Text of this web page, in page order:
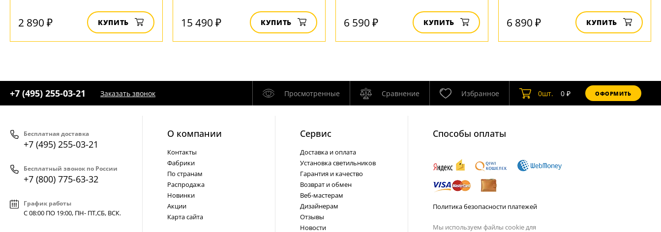
2 890 ₽ КУПИТЬ 15 490 ₽ КУПИТЬ 6 590 ₽ КУПИТЬ 6 890 ₽ КУПИТЬ
+7 (495) 255-03-21 Заказать звонок Просмотренные Сравнение Избранное 0шт. 0₽ ОФОРМИТЬ
Бесплатная доставка
+7 (495) 255-03-21
Бесплатный звонок по России
+7 (800) 775-63-32
График работы
С 08:00 ПО 19:00, ПН- ПТ,СБ, ВСК.
О компании
Контакты
Фабрики
По странам
Распродажа
Новинки
Акции
Карта сайта
Cервис
Доставка и оплата
Установка светильников
Гарантия и качество
Возврат и обмен
Веб-мастерам
Дизайнерам
Отзывы
Новости
Способы оплаты
Политика безопасности платежей
Мы используем файлы cookie для